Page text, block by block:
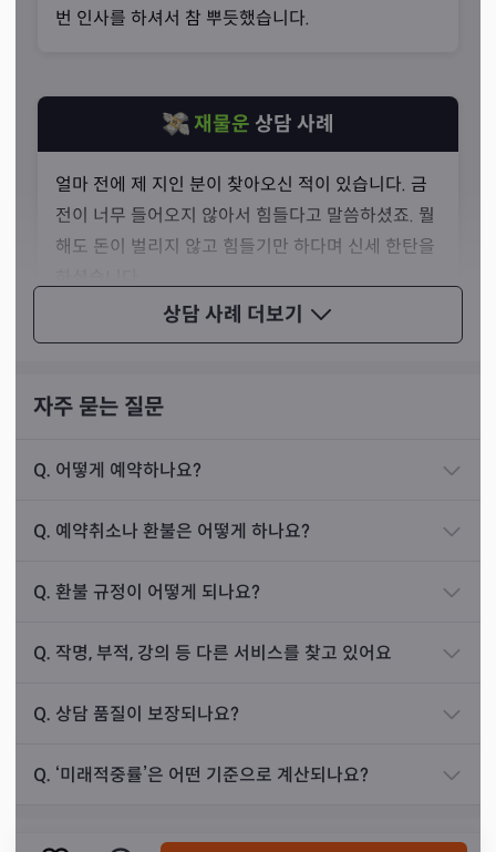
뵙고 달래며 살아가고 계십니다. 그렇기 때문에 상담 과정
령님의 말씀을 종합하여 손님께 전달해 주십니다. 상담 한
얻어갈 수 있죠. 또한 신점으로 본 결과와 카드를 읽은 결과
상담 사례 더보기
번 인사를 하셔서 참 뿌듯했습니다.
재물운 상담 사례
얼마 전에 제 지인 분이 찾아오신 적이 있습니다. 금
전이 너무 들어오지 않아서 힘들다고 말씀하셨죠. 뭘
해도 돈이 벌리지 않고 힘들기만 하다며 신세 한탄을
카드를 한 번 읽어드렸는데 그 날의 금전운 카드가 너
셈치고 꼭 사 보라고 여러 번 말씀드렸어요.
그 주에 정말 로또 3등에 당첨되셨습니다. 엄청나게
그 이후로 종종 제게 찾아와 상담을 받으시고는 합니
진로운 상담 사례
작년 초에 19살 여성 분이 찾아오셨습니다. 진로 상
손님을 S대에 보낼 계획을 가지고 계신 상태였습니
자주 묻는 질문
Q. 어떻게 예약하나요?
Q. 예약취소나 환불은 어떻게 하나요?
Q. 환불 규정이 어떻게 되나요?
Q. 작명, 부적, 강의 등 다른 서비스를 찾고 있어요
Q. 상담 품질이 보장되나요?
Q. ‘미래적중률’은 어떤 기준으로 계산되나요?